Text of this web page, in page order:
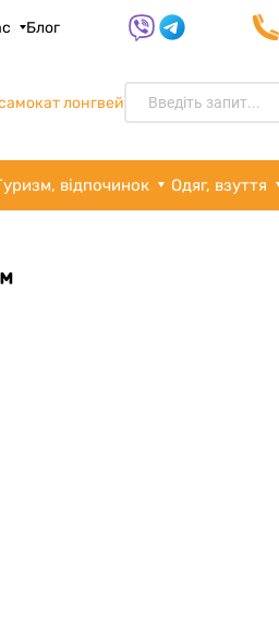
Блог
лонгвей
відпочинок Одяг, взуття